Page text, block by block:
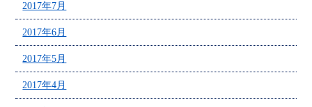
2017年7月
2017年6月
2017年5月
2017年4月